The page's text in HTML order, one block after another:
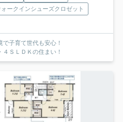
ォークインシューズクロゼット
子育て世代も安心！
ＳＬＤＫの住まい！